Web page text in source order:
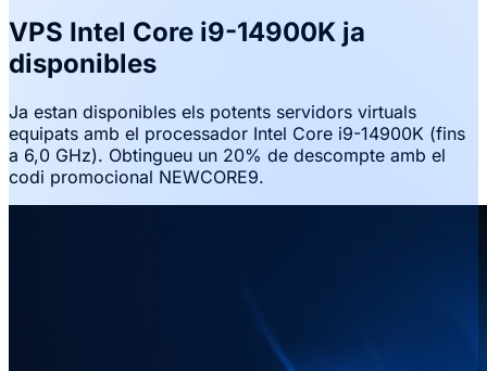
VPS Intel Core i9-14900K ja
disponibles
Ja estan disponibles els potents servidors virtuals
equipats amb el processador Intel Core i9-14900K (fins
a 6,0 GHz). Obtingueu un 20% de descompte amb el
codi promocional NEWCORE9.